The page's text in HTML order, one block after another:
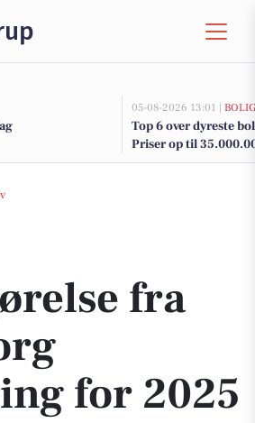
05-08-2026 13:01 |
Top 6 over dyreste
Priser op til
Silkeborg Forsyning for 2025 i dag
fra
for 2025